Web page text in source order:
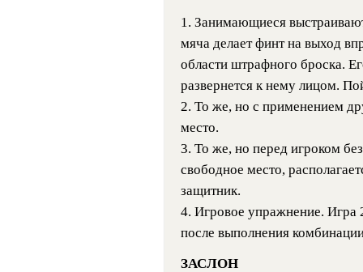
1. Занимающиеся
мяча делает финт на выход
области штрафного броска.
развернется к нему лицом.
2. То же, но с применением
место.
3. То же, но перед игроком
свободное место,
защитник.
4. Игровое упражнение. Игра
после выполнения
ЗАСЛОН